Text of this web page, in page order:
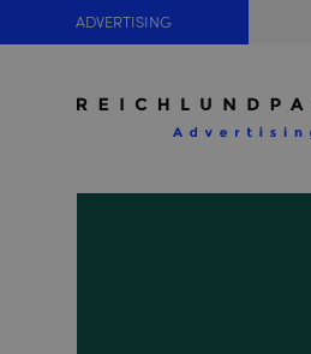
ADVERTISING